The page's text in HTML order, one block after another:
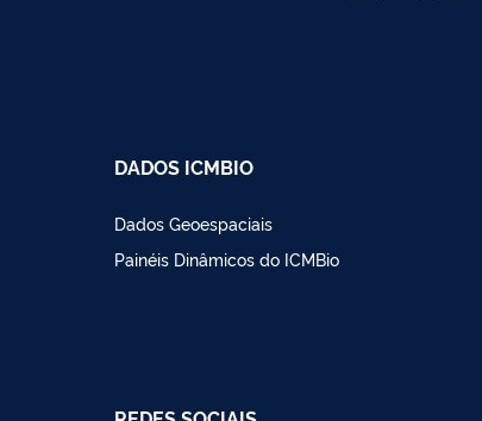
DADOS ICMBIO
Dados Geoespaciais
Painéis Dinâmicos do ICMBio